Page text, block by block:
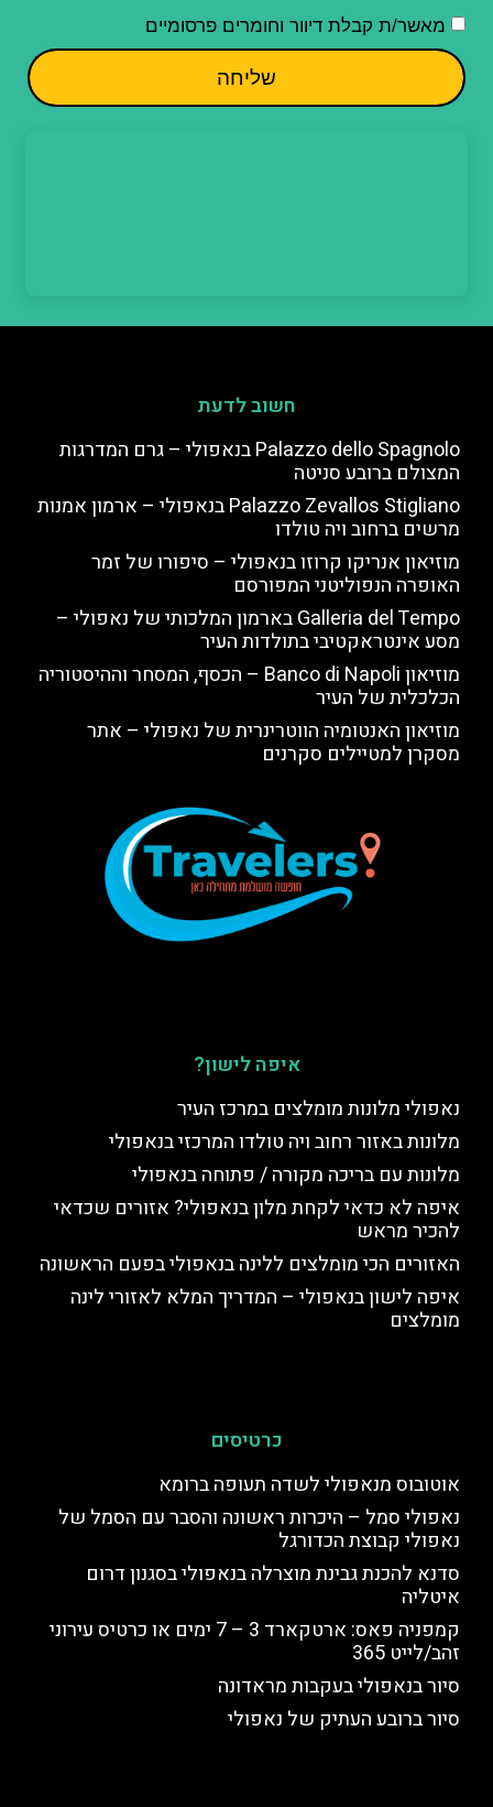
מאשר/ת קבלת דיוור וחומרים פרסומיים
שליחה
חשוב לדעת
Palazzo dello Spagnolo בנאפולי – גרם המדרגות
המצולם ברובע סניטה
Palazzo Zevallos Stigliano בנאפולי – ארמון אמנות
מרשים ברחוב ויה טולדו
מוזיאון אנריקו קרוזו בנאפולי – סיפורו של זמר
האופרה הנפוליטני המפורסם
Galleria del Tempo בארמון המלכותי של נאפולי –
מסע אינטראקטיבי בתולדות העיר
מוזיאון Banco di Napoli – הכסף, המסחר וההיסטוריה
הכלכלית של העיר
מוזיאון האנטומיה הווטרינרית של נאפולי – אתר
מסקרן למטיילים סקרנים
איפה לישון?
נאפולי מלונות מומלצים במרכז העיר
מלונות באזור רחוב ויה טולדו המרכזי בנאפולי
מלונות עם בריכה מקורה / פתוחה בנאפולי
איפה לא כדאי לקחת מלון בנאפולי? אזורים שכדאי
להכיר מראש
האזורים הכי מומלצים ללינה בנאפולי בפעם הראשונה
איפה לישון בנאפולי – המדריך המלא לאזורי לינה
מומלצים
כרטיסים
אוטובוס מנאפולי לשדה תעופה ברומא
נאפולי סמל – היכרות ראשונה והסבר עם הסמל של
נאפולי קבוצת הכדורגל
סדנא להכנת גבינת מוצרלה בנאפולי בסגנון דרום
איטליה
קמפניה פאס: ארטקארד 3 – 7 ימים או כרטיס עירוני
זהב/לייט 365
סיור בנאפולי בעקבות מראדונה
סיור ברובע העתיק של נאפולי